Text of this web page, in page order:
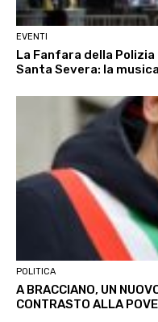
EVENTI
La Fanfara della
Santa Severa: la
POLITICA
A BRACCIANO, UN
CONTRASTO ALLA